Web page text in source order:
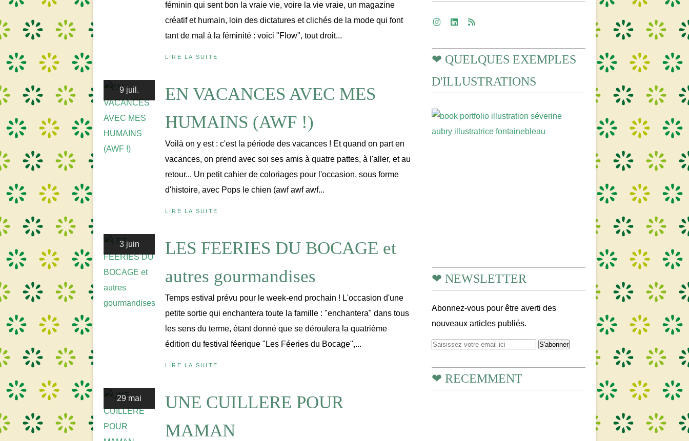
féminin qui sent bon la vraie vie, voire la vie vraie, un magazine
créatif et humain, loin des dictatures et clichés de la mode qui font
tant de mal à la féminité : voici "Flow", tout droit...
LIRE LA SUITE
9 juil.
EN VACANCES AVEC MES
HUMAINS (AWF !)
Voilà on y est : c'est la période des vacances ! Et quand on part en
vacances, on prend avec soi ses amis à quatre pattes, à l'aller, et au
retour... Un petit cahier de coloriages pour l'occasion, sous forme
d'histoire, avec Pops le chien (awf awf awf...
LIRE LA SUITE
3 juin
LES FEERIES DU BOCAGE et
autres gourmandises
Temps estival prévu pour le week-end prochain ! L'occasion d'une
petite sortie qui enchantera toute la famille : "enchantera" dans tous
les sens du terme, étant donné que se déroulera la quatrième
édition du festival féerique "Les Féeries du Bocage",...
LIRE LA SUITE
29 mai
UNE CUILLERE POUR
MAMAN
❤ QUELQUES EXEMPLES
D'ILLUSTRATIONS
❤ NEWSLETTER
Abonnez-vous pour être averti des
nouveaux articles publiés.
❤ RECEMMENT